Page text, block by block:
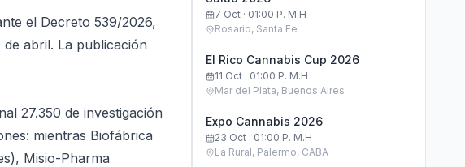
el Decreto 539/2026,
abril. La publicación
27.350 de investigación
mientras Biofábrica
Misio-Pharma
7 Oct · 01:00 P. M.h
Rosario, Santa Fe
El Rico Cannabis Cup 2026
11 Oct · 01:00 P. M.h
Mar del Plata, Buenos Aires
Expo Cannabis 2026
23 Oct · 01:00 P. M.h
La Rural, Palermo, CABA